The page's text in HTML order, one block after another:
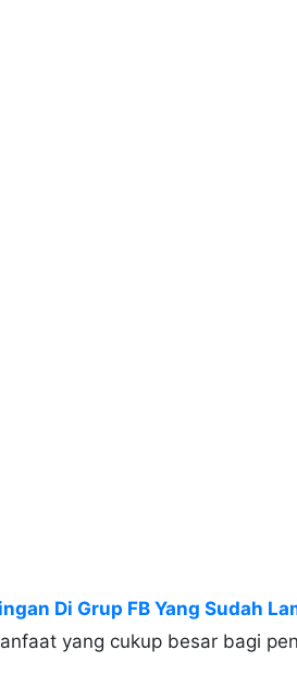
Di Grup FB Yang Sudah
yang cukup besar bagi